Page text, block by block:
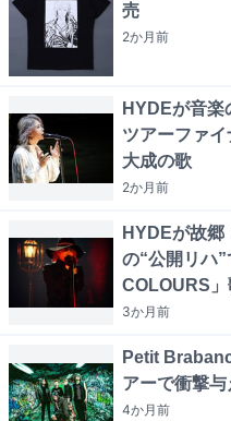
売
2か月前
HYDEが音楽
ツアーファ
大成の歌
2か月前
HYDEが故郷
の“公開リハ
COLOURS」
3か月前
Petit
アーで衝撃
4か月前